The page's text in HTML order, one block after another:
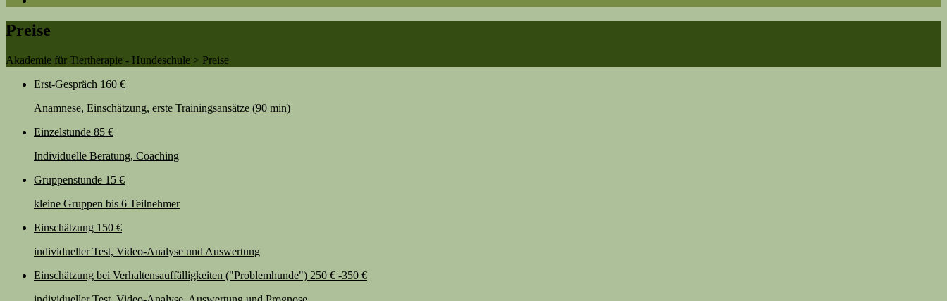
Preise
Akademie für Tiertherapie - Hundeschule > Preise
Erst-Gespräch 160 €
Anamnese, Einschätzung, erste Trainingsansätze (90 min)
Einzelstunde 85 €
Individuelle Beratung, Coaching
Gruppenstunde 15 €
kleine Gruppen bis 6 Teilnehmer
Einschätzung 150 €
individueller Test, Video-Analyse und Auswertung
Einschätzung bei Verhaltensauffälligkeiten ("Problemhunde") 250 € -350 €